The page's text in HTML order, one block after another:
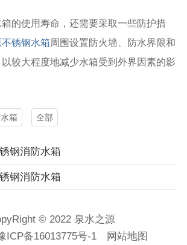
的使用寿命，还需要采取一些防护措
不锈钢水箱周围设置防火墙、防水界限和
较大程度地减少水箱受到外界因素的影
箱 全部
钢消防水箱
钢消防水箱
© 2022 泉水之源
ICP备16013775号-1 网站地图